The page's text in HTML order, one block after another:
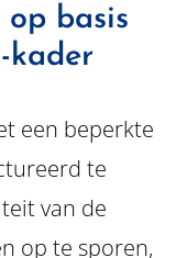
basis
kader
een beperkte
te
van de
op te sporen,